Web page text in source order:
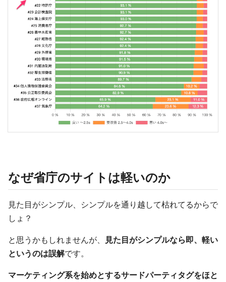
なぜ省庁のサイトは軽いのか
見た目がシンプル、シンプルを通り越して枯れてるからで
しょ？
と思うかもしれませんが、
見た目がシンプルなら即、軽い
というのは誤解です。
マーケティング系を始めとするサードパーティタグをほと